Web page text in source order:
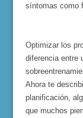
síntomas como
Optimizar los
diferencia entre
Ahora te
planificación,
que muchos